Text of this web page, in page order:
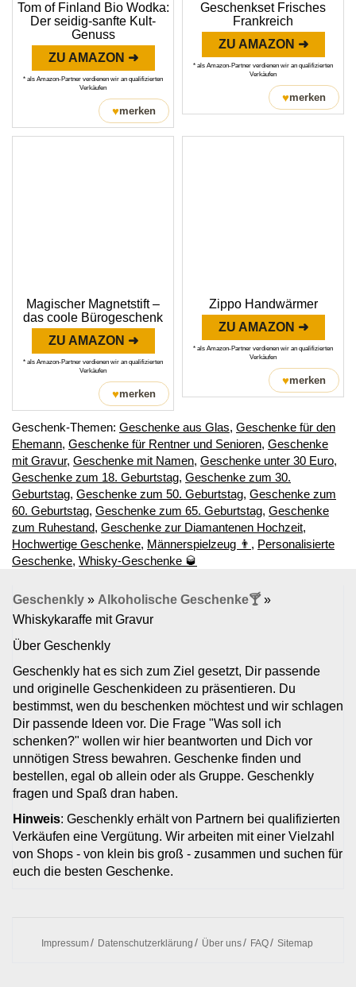
Tom of Finland Bio Wodka:
Der seidig-sanfte Kult-
Genuss
ZU AMAZON ➜
* als Amazon-Partner verdienen wir an qualifizierten
Verkäufen
♥merken
Geschenkset Frisches
Frankreich
ZU AMAZON ➜
* als Amazon-Partner verdienen wir an qualifizierten
Verkäufen
♥merken
Magischer Magnetstift –
das coole Bürogeschenk
ZU AMAZON ➜
* als Amazon-Partner verdienen wir an qualifizierten
Verkäufen
♥merken
Zippo Handwärmer
ZU AMAZON ➜
* als Amazon-Partner verdienen wir an qualifizierten
Verkäufen
♥merken
Geschenk-Themen: Geschenke aus Glas, Geschenke für den
Ehemann, Geschenke für Rentner und Senioren, Geschenke
mit Gravur, Geschenke mit Namen, Geschenke unter 30 Euro,
Geschenke zum 18. Geburtstag, Geschenke zum 30.
Geburtstag, Geschenke zum 50. Geburtstag, Geschenke zum
60. Geburtstag, Geschenke zum 65. Geburtstag, Geschenke
zum Ruhestand, Geschenke zur Diamantenen Hochzeit,
Hochwertige Geschenke, Männerspielzeug 👨 , Personalisierte
Geschenke, Whisky-Geschenke 🥃
Geschenkly » Alkoholische Geschenke🍸»
Whiskykaraffe mit Gravur
Über Geschenkly
Geschenkly hat es sich zum Ziel gesetzt, Dir passende
und originelle Geschenkideen zu präsentieren. Du
bestimmst, wen du beschenken möchtest und wir schlagen
Dir passende Ideen vor. Die Frage "Was soll ich
schenken?" wollen wir hier beantworten und Dich vor
unnötigen Stress bewahren. Geschenke finden und
bestellen, egal ob allein oder als Gruppe. Geschenkly
fragen und Spaß dran haben.
Hinweis: Geschenkly erhält von Partnern bei qualifizierten
Verkäufen eine Vergütung. Wir arbeiten mit einer Vielzahl
von Shops - von klein bis groß - zusammen und suchen für
euch die besten Geschenke.
Impressum Datenschutzerklärung Über uns FAQ Sitemap